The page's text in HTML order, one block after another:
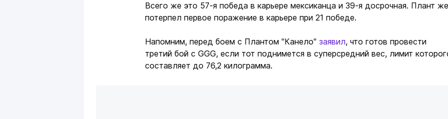
Всего же это 57-я победа в карьере мексиканца и 39-я досрочная. Плант же
потерпел первое поражение в карьере при 21 победе.
Напомним, перед боем с Плантом "Канело" заявил, что готов провести
третий бой с GGG, если тот поднимется в суперсредний вес, лимит
составляет до 76,2 килограмма.